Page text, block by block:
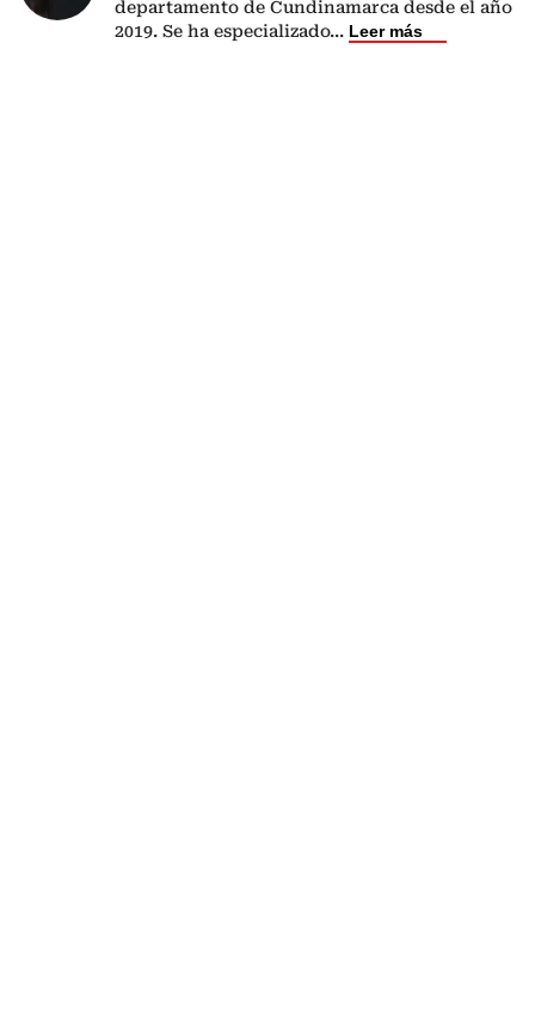
departamento de Cundinamarca desde el año
2019. Se ha especializado... Leer más